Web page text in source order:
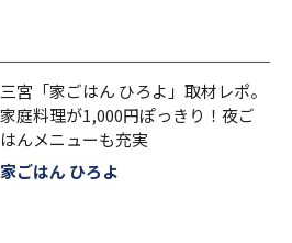
三宮「家ごはん ひろよ」取材レポ。
家庭料理が1,000円ぽっきり！夜ご
はんメニューも充実
家ごはん ひろよ